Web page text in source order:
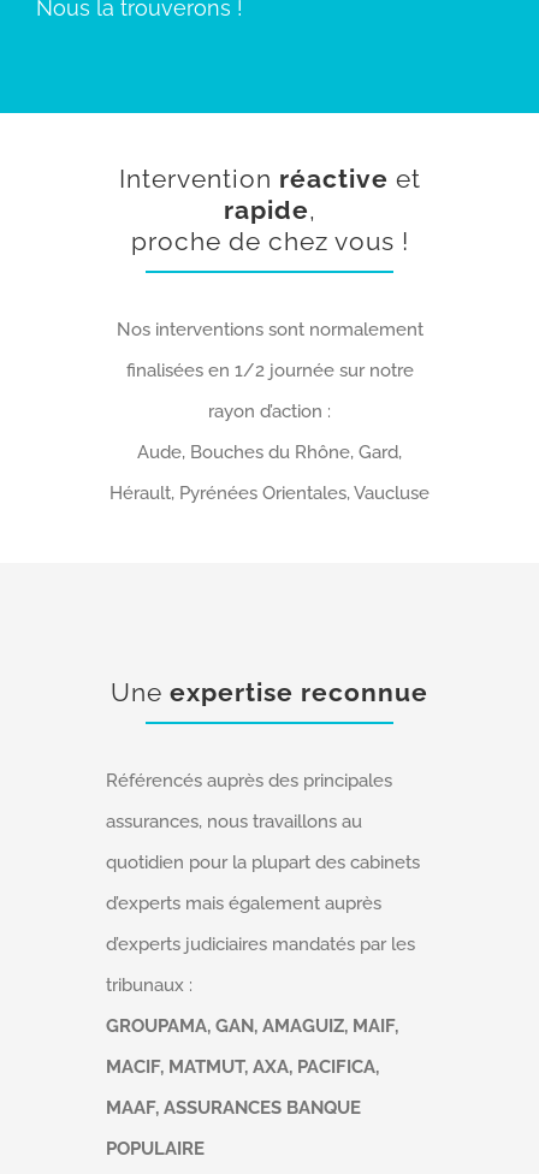
Nous la trouverons !
Intervention réactive et
rapide,
proche de chez vous !
Nos interventions sont normalement
finalisées en 1/2 journée sur notre
rayon d’action :
Aude, Bouches du Rhône, Gard,
Hérault, Pyrénées Orientales, Vaucluse
Une expertise reconnue
Référencés auprès des principales
assurances, nous travaillons au
quotidien pour la plupart des cabinets
d’experts mais également auprès
d’experts judiciaires mandatés par les
tribunaux :
GROUPAMA, GAN, AMAGUIZ, MAIF,
MACIF, MATMUT, AXA, PACIFICA,
MAAF, ASSURANCES BANQUE
POPULAIRE